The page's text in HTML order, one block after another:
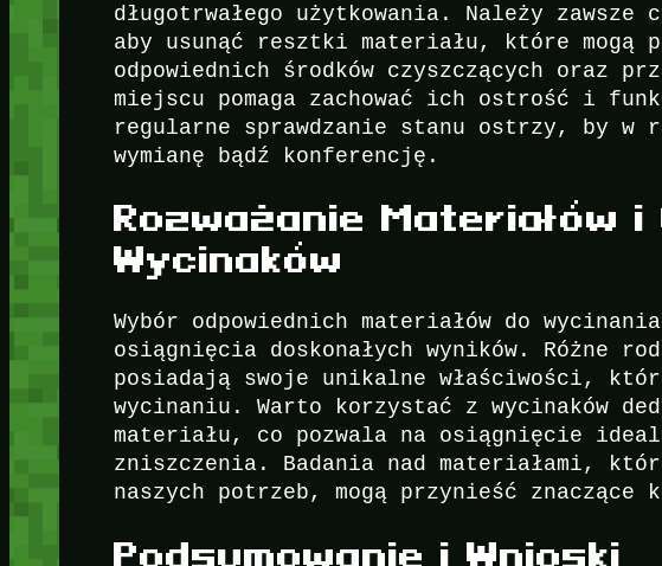
długotrwałego użytkowania. Należy
aby usunąć resztki materiału, które mogą
odpowiednich środków czyszczących oraz
miejscu pomaga zachować ich ostrość i
regularne sprawdzanie stanu ostrzy, by w
wymianę bądź konferencję.
Rozważanie Materiałów i
Wycinaków
Wybór odpowiednich materiałów do
osiągnięcia doskonałych wyników. Różne
posiadają swoje unikalne właściwości,
wycinaniu. Warto korzystać z wycinaków
materiału, co pozwala na osiągnięcie
zniszczenia. Badania nad materiałami,
naszych potrzeb, mogą przynieść znaczące
Podsumowanie i Wnioski